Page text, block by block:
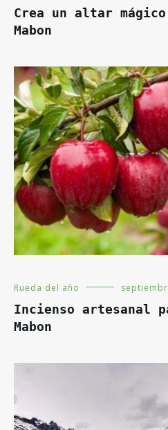
Crea un altar
Mabon
Rueda del año
Incienso artesanal
Mabon